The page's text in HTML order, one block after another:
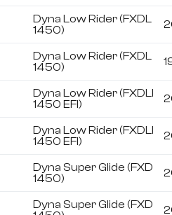
Dyna Low Rider (FXDL
1450)
Dyna Low Rider (FXDL
1450)
Dyna Low Rider (FXDLI
1450 EFI)
Dyna Low Rider (FXDLI
1450 EFI)
Dyna Super Glide (FXD
1450)
Dyna Super Glide (FXD